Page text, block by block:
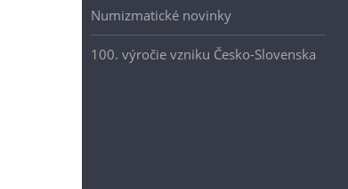
Numizmatické novinky
100. výročie vzniku Česko-Slovenska